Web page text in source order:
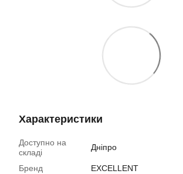
Характеристики
Доступно на
складі
Дніпро
Бренд
EXCELLENT